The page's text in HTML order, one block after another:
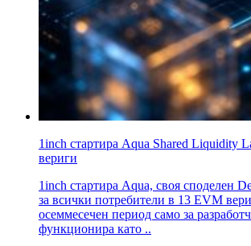
1inch стартира Aqua Shared Liquidity
вериги
1inch стартира Aqua, своя споделен
за всички потребители в 13 EVM
осеммесечен период само за
функционира като ..